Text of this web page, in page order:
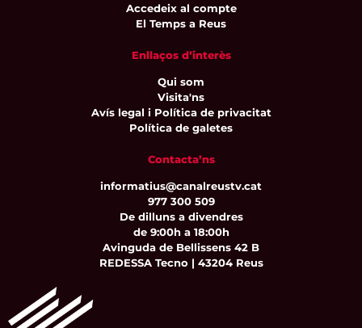
Accedeix al compte
El Temps a Reus
Enllaços d’interès
Qui som
Visita'ns
Avís legal i Política de privacitat
Política de galetes
Contacta’ns
informatius@canalreustv.cat
977 300 509
De dilluns a divendres
de 9:00h a 18:00h
Avinguda de Bellissens 42 B
REDESSA Tecno | 43204 Reus